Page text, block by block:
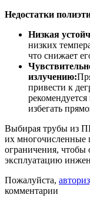
Недостатки
Низкая
низких
что снижает
излучению:
привести к
избегать
Выбирая трубы из
их многочисленные
ограничения,
эксплуатацию
Пожалуйста,
комментарии